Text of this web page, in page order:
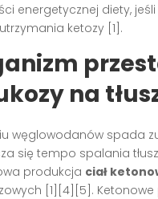
energetycznej diety,
ketozy [1].
na
węglowodanów spada
się tempo spalania
produkcja ciał
[1][4][5]. Ketonowe